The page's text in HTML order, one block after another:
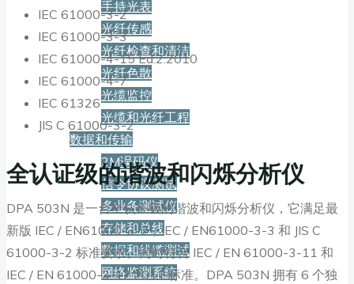
手持光表
光纤传感
光纤检查和清洁
光纤色散
光缆监控
光缆和光纤工程
数据和传输
2M误码仪
信令协议测试
多业务测试仪
存储和总线
数据和线缆测试
网络监测系统
IEC 61000-3-2
IEC 61000-3-3
IEC 61000-4-15 Ed.2:2010
IEC 61000-4-7
IEC 61326
JIS C 61000-3-2
全认证级的谐波和闪烁分析仪
DPA 503N 是一台全认证级的谐波和闪烁分析仪，它满足最
新版 IEC / EN61000-3-2，IEC / EN61000-3-3 和 JIS C
61000-3-2 标准要求。同时符合 IEC / EN 61000-3-11 和
IEC / EN 61000-3-12:2011 标准。DPA 503N 拥有 6 个独